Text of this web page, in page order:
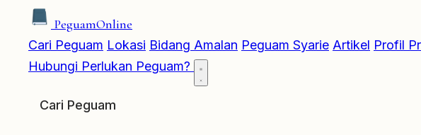
PeguamOnline
Cari Peguam Lokasi Bidang Amalan Peguam Syarie Artikel Profil
Hubungi Perlukan Peguam?
Cari Peguam